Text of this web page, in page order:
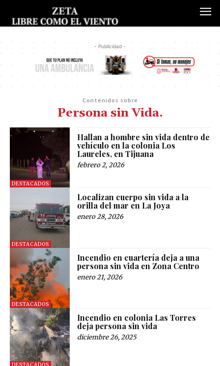
- Publicidad -
Contenidos sobre
Persona sin Vida.
DESTACADOS
Hallan a hombre sin vida dentro de
vehículo en la colonia Los
Laureles, en Tijuana
febrero 2, 2026
DESTACADOS
Localizan cuerpo sin vida a la
orilla del mar en La Joya
enero 28, 2026
DESTACADOS
Incendio en cuartería deja a una
persona sin vida en Zona Centro
enero 21, 2026
DESTACADOS
Incendio en colonia Las Torres
deja persona sin vida
diciembre 26, 2025